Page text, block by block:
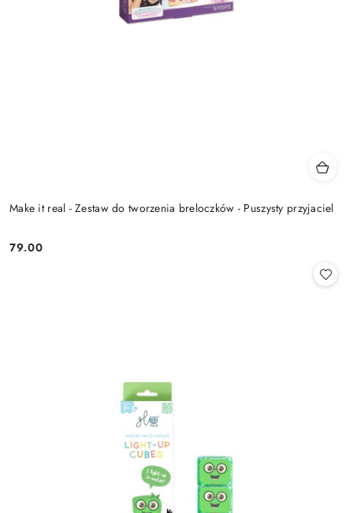
Make it real - Zestaw do tworzenia breloczków - Puszysty przyjaciel
Cena:
79.00